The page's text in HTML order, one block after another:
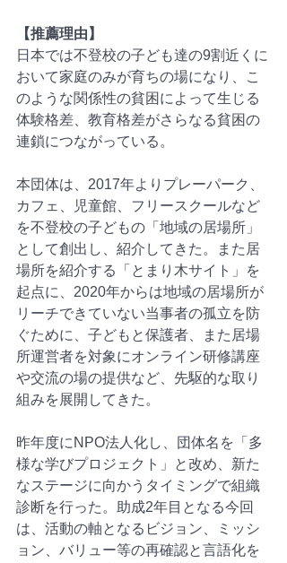
【推薦理由】
日本では不登校の子ども達の9割近くに
おいて家庭のみが育ちの場になり、こ
のような関係性の貧困によって生じる
体験格差、教育格差がさらなる貧困の
連鎖につながっている。
本団体は、2017年よりプレーパーク、
カフェ、児童館、フリースクールなど
を不登校の子どもの「地域の居場所」
として創出し、紹介してきた。また居
場所を紹介する「とまり木サイト」を
起点に、2020年からは地域の居場所が
リーチできていない当事者の孤立を防
ぐために、子どもと保護者、また居場
所運営者を対象にオンライン研修講座
や交流の場の提供など、先駆的な取り
組みを展開してきた。
昨年度にNPO法人化し、団体名を「多
様な学びプロジェクト」と改め、新た
なステージに向かうタイミングで組織
診断を行った。助成2年目となる今回
は、活動の軸となるビジョン、ミッシ
ョン、バリュー等の再確認と言語化を